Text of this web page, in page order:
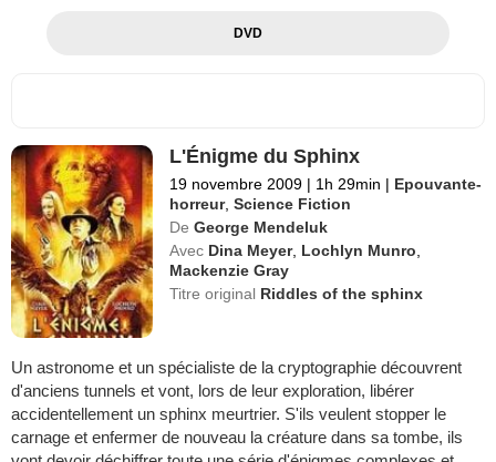
DVD
L'Énigme du Sphinx
19 novembre 2009 | 1h 29min | Epouvante-
horreur,Science Fiction
De George Mendeluk
Avec Dina Meyer, Lochlyn Munro
Mackenzie Gray
Titre original Riddles of the sphinx
Un astronome et un spécialiste de la cryptographie découvrent
d'anciens tunnels et vont, lors de leur exploration, libérer
accidentellement un sphinx meurtrier. S'ils veulent stopper le
carnage et enfermer de nouveau la créature dans sa tombe, ils